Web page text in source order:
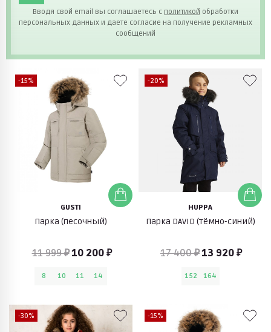
Вводя свой email вы соглашаетесь с политикой обработки
персональных данных и даете согласие на получение рекламных
сообщений
-15%
GUSTI
Парка (песочный)
11 999 ₽10 200 ₽
8 10 11 14
-20%
HUPPA
Парка DAVID (тёмно-синий)
17 400 ₽13 920 ₽
152 164
-30% -15%